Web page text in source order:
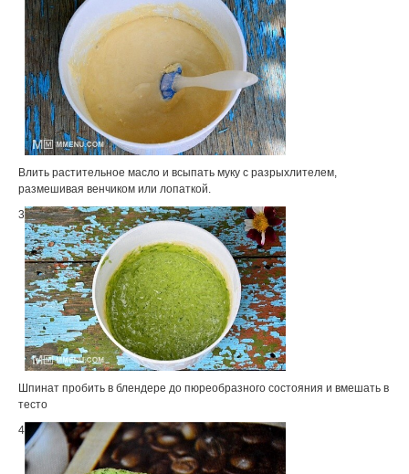
Влить растительное масло и всыпать муку с разрыхлителем,
размешивая венчиком или лопаткой.
3
Шпинат пробить в блендере до пюреобразного состояния и вмешать в
тесто
4